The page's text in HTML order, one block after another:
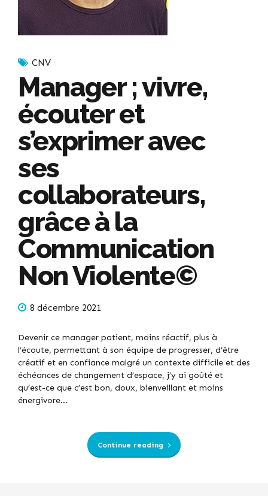
CNV
Manager ; vivre,
écouter et
s’exprimer avec
ses
collaborateurs,
grâce à la
Communication
Non Violente©
8 décembre 2021
Devenir ce manager patient, moins réactif, plus à
l’écoute, permettant à son équipe de progresser, d’être
créatif et en confiance malgré un contexte difficile et des
échéances de changement d’espace, j’y ai goûté et
qu’est-ce que c’est bon, doux, bienveillant et moins
énergivore...
Continue reading